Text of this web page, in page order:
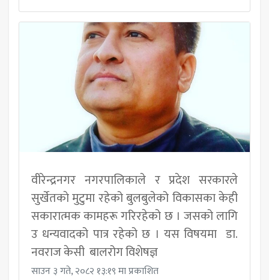
वीरेन्द्रनगर नगरपालिकाले र प्रदेश सरकारले
सुर्खेतकाे मुटुमा रहेको बुलबुलेको विकासका केही
सकारात्मक कामहरू गरिरहेको छ । जसको लागि
उ धन्यवादको पात्र रहेको छ । यस विषयमा डा.
नवराज केसी बालरोग विशेषज्ञ
साउन ३ गते, २०८२ १३:१९ मा प्रकाशित